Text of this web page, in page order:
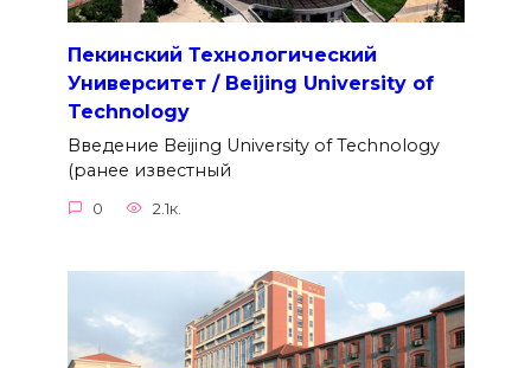
Пекинский Технологический
Университет / Beijing University of
Technology
Введение Beijing University of Technology
(ранее известный
0 2.1к.